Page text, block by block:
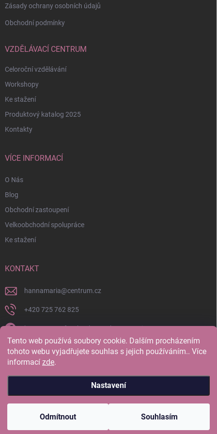
Tento web používá soubory cookie. Dalším procházením
tohoto webu vyjadřujete souhlas s jejich používáním.. Více
informací zde.
Nastavení
Odmítnout Souhlasím
Zásady ochrany osobních údajů
Obchodní podmínky
VZDĚLÁVACÍ CENTRUM
Celoroční vzdělávání
Workshopy
Ke stažení
Produktový katalog 2025
Kontakty
VÍCE INFORMACÍ
O Nás
Blog
Obchodní zastoupení
Velkoobchodní spolupráce
Ke stažení
KONTAKT
hannamaria@centrum.cz
+420 725 762 825
https://www.facebook.com/hannamaria.cz
hannamariatherapy/
https://www.youtube.com/@HannaMariaTherapy
Vytvořil Shoptet
Copyright 2026 Hanna Maria Therapy . Všechna práva vyhrazena.